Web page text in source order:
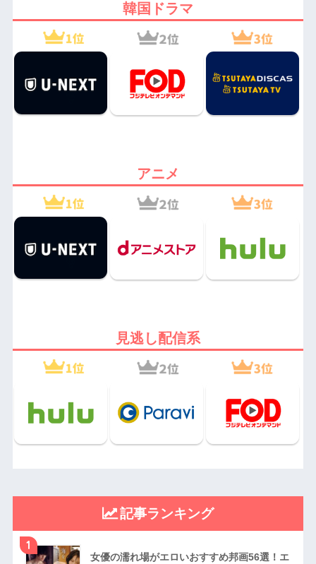
韓国ドラマ
アニメ
見逃し配信系
記事ランキング
1
女優の濡れ場がエロいおすすめ邦画56選！エ